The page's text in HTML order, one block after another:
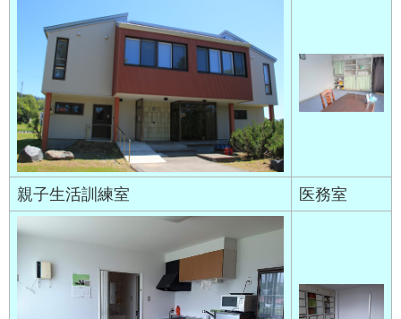
親子生活訓練室 医務室